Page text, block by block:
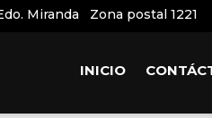
Miranda Zona postal 1221
INICIO